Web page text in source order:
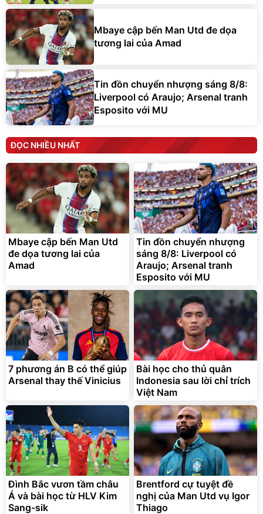
Mbaye cập bến Man Utd đe dọa
tương lai của Amad
Tin đồn chuyển nhượng sáng 8/8:
Liverpool có Araujo; Arsenal tranh
Esposito với MU
ĐỌC NHIỀU NHẤT
Mbaye cập bến Man Utd
đe dọa tương lai của
Amad
Tin đồn chuyển nhượng
sáng 8/8: Liverpool có
Araujo; Arsenal tranh
Esposito với MU
7 phương án B có thể giúp
Arsenal thay thế Vinicius
Bài học cho thủ quân
Indonesia sau lời chỉ trích
Việt Nam
Đình Bắc vươn tầm châu
Á và bài học từ HLV Kim
Sang-sik
Brentford cự tuyệt đề
nghị của Man Utd vụ Igor
Thiago